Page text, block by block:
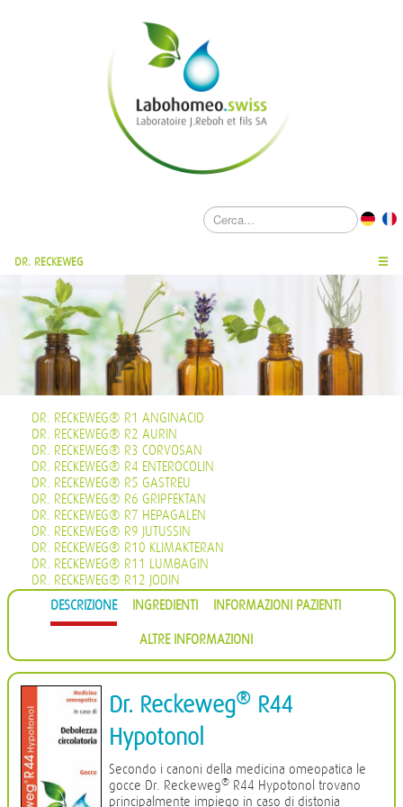
DR. RECKEWEG ☰
DR. RECKEWEG® R1 ANGINACID
DR. RECKEWEG® R2 AURIN
DR. RECKEWEG® R3 CORVOSAN
DR. RECKEWEG® R4 ENTEROCOLIN
DR. RECKEWEG® R5 GASTREU
DR. RECKEWEG® R6 GRIPFEKTAN
DR. RECKEWEG® R7 HEPAGALEN
DR. RECKEWEG® R9 JUTUSSIN
DR. RECKEWEG® R10 KLIMAKTERAN
DR. RECKEWEG® R11 LUMBAGIN
DR. RECKEWEG® R12 JODIN
DR. RECKEWEG® R13 PROHÄMORRHIN
DR. RECKEWEG® R14 QUIETA
DR. RECKEWEG® R16 CIMISAN
DR. RECKEWEG® R17 SCROPHULARIA NOD COMP.
DR. RECKEWEG® R18 CYSTOPHYLIN
DR. RECKEWEG® R19 EUGLANDIN-M
DR. RECKEWEG® R20 EUGLANDIN-F
DR. RECKEWEG® R22 NAJASTHEN
DR. RECKEWEG® R23 NOSODERM
DR. RECKEWEG® R24 PLEURASIN
DR. RECKEWEG® R25 PROSTATAN
DR. RECKEWEG® R26 REMISIN
DR. RECKEWEG® R27 RENOCALCIN
DESCRIZIONE INGREDIENTI INFORMAZIONI PAZIENTI
ALTRE INFORMAZIONI
Dr. Reckeweg® R44
Hypotonol
Secondo i canoni della medicina omeopatica le
gocce Dr. Reckeweg® R44 Hypotonol trovano
principalmente impiego in caso di distonia